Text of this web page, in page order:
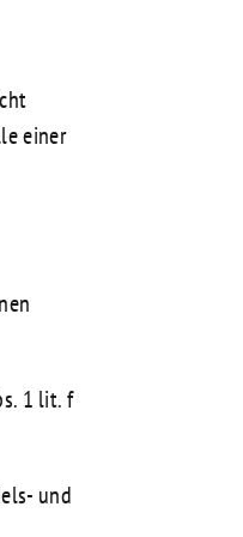
einer
1 lit. f
und